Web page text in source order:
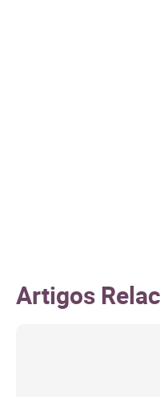
Artigos